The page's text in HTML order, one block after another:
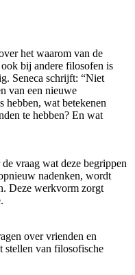
het waarom van de
bij andere filosofen is
Seneca schrijft: “Niet
van een nieuwe
hebben, wat betekenen
te hebben? En wat
vraag wat deze begrippen
nadenken, wordt
Deze werkvorm zorgt
over vrienden en
stellen van filosofische